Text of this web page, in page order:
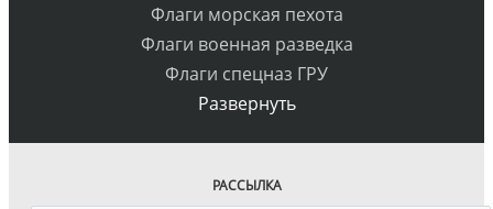
Флаги морская пехота
Флаги военная разведка
Флаги спецназ ГРУ
Развернуть
РАССЫЛКА